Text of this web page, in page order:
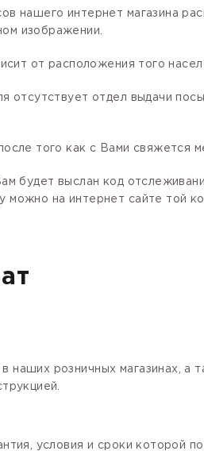
нашего интернет магазина
изображении.
от расположения того
отсутствует отдел выдачи
того как с Вами свяжется
будет выслан код
можно на интернет сайте той
наших розничных магазинах,
условия и сроки которой